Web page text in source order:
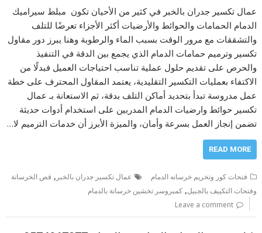
عمال تكسير جدران بالخبر في كثير من الأحيان تكون مبلط سيراميك
الدمام الحمامات والحوائط والأرضيات أكثر الأجزاء تعرضًا للتلف
والتشققات مع مرور الوقت بسبب الماء والرطوبة وهنا يبرز دور مقاول
تكسير وترميم حمامات الدمام الذي يجمع بين الدقة في التنفيذ
والحرص على تقديم حلول عملية تناسب احتياجات العميل فبدلًا من
الاكتفاء بعمليات التكسير التقليدية، يعتمد المقاول المحترف على خطة
عمل مدروسة تبدأ بتحديد أماكن التلف بدقة، ثم الاستعانة بـ عمال
تكسير حوائط وارضيات الدمام المدربين على استخدام أدوات حديثة
تضمن إنجاز العمل بسرعة وأمان، والميزة الأبرز أن خدمات الترميم لا…
READ MORE
فتحات كور وتخريم خرسانه الدمام عمال تكسير جدران بالخبر , قص الخرسانة
وفتحات التكييف بالجبيل,كمبروسر تخشين خرسانة بالدمام
Leave a comment